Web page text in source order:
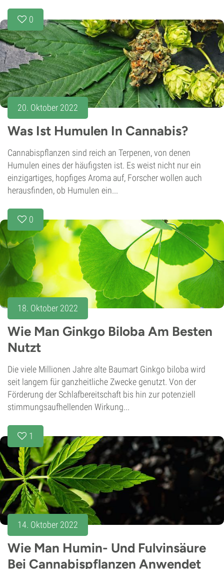
0
20. Oktober 2022
Was Ist Humulen In Cannabis?
Cannabispflanzen sind reich an Terpenen, von denen
Humulen eines der häufigsten ist. Es weist nicht nur ein
einzigartiges, hopfiges Aroma auf, Forscher wollen auch
herausfinden, ob Humulen ein...
0
18. Oktober 2022
Wie Man Ginkgo Biloba Am Besten
Nutzt
Die viele Millionen Jahre alte Baumart Ginkgo biloba wird
seit langem für ganzheitliche Zwecke genutzt. Von der
Förderung der Schlafbereitschaft bis hin zur potenziell
stimmungsaufhellenden Wirkung...
1
14. Oktober 2022
Wie Man Humin- Und Fulvinsäure
Bei Cannabispflanzen Anwendet